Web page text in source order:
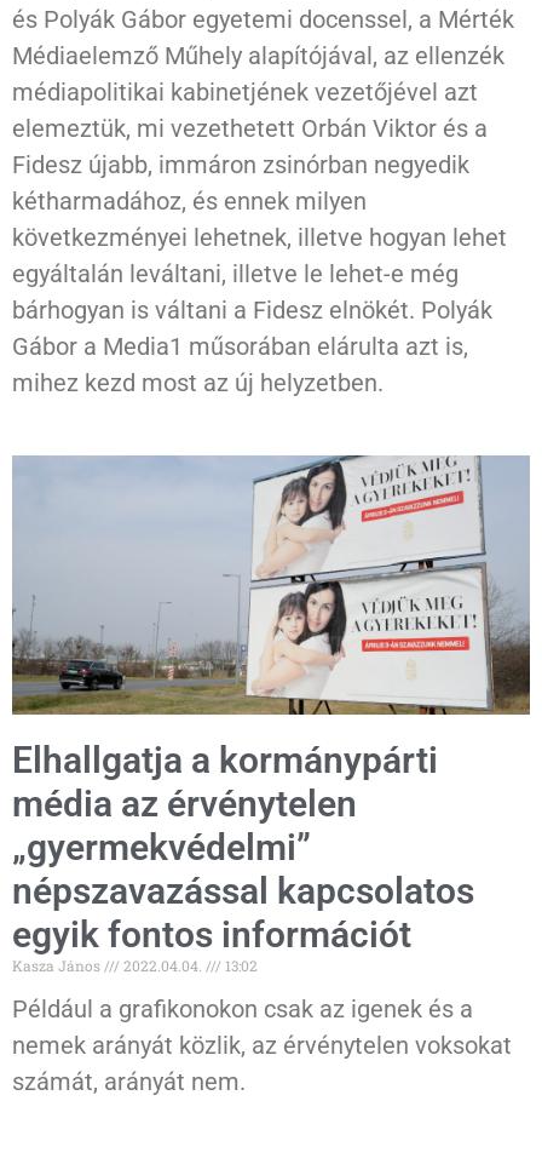
és Polyák Gábor egyetemi docenssel, a Mérték
Médiaelemző Műhely alapítójával, az ellenzék
médiapolitikai kabinetjének vezetőjével azt
elemeztük, mi vezethetett Orbán Viktor és a
Fidesz újabb, immáron zsinórban negyedik
kétharmadához, és ennek milyen
következményei lehetnek, illetve hogyan lehet
egyáltalán leváltani, illetve le lehet-e még
bárhogyan is váltani a Fidesz elnökét. Polyák
Gábor a Media1 műsorában elárulta azt is,
mihez kezd most az új helyzetben.
Elhallgatja a kormánypárti
média az érvénytelen
„gyermekvédelmi”
népszavazással kapcsolatos
egyik fontos információt
Kasza János 2022.04.04. 13:02
Például a grafikonokon csak az igenek és a
nemek arányát közlik, az érvénytelen voksokat
számát, arányát nem.